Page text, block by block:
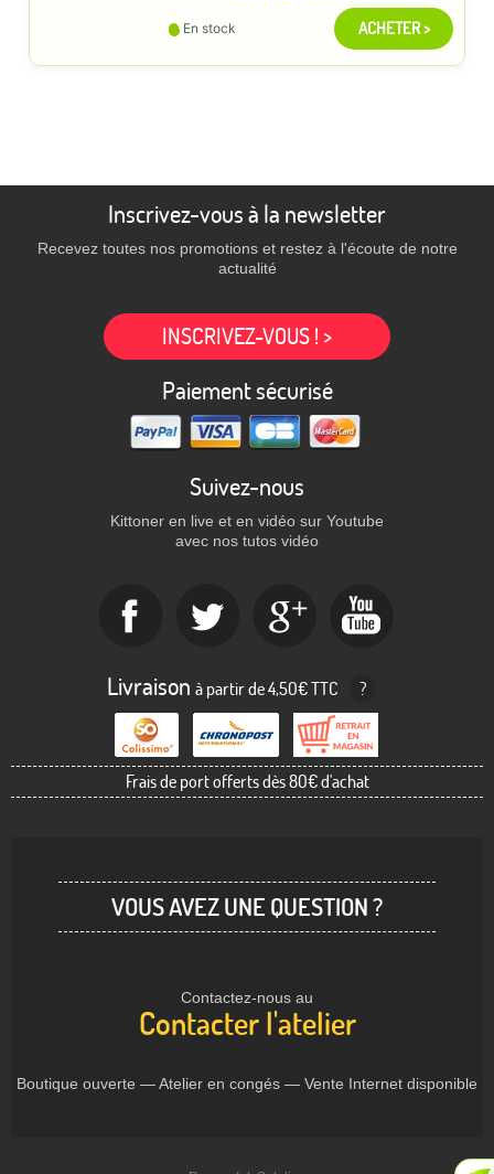
En stock ACHETER >
Inscrivez-vous à la newsletter
Recevez toutes nos promotions et restez à l'écoute de notre
actualité
INSCRIVEZ-VOUS ! >
Paiement sécurisé
Suivez-nous
Kittoner en live et en vidéo sur Youtube
avec nos tutos vidéo
Livraison à partir de 4,50€ TTC ?
Frais de port offerts dès 80€ d'achat
VOUS AVEZ UNE QUESTION ?
Contactez-nous au
Contacter l'atelier
Boutique ouverte — Atelier en congés — Vente Internet disponible